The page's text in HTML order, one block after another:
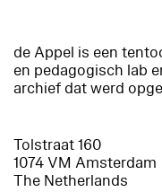
de Appel is een
en pedagogisch lab
archief dat werd
Tolstraat 160
1074 VM Amsterdam
The Netherlands